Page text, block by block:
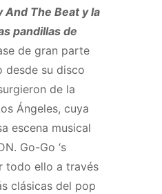
And The Beat y la
pandillas de
de gran parte
desde su disco
de la
Ángeles, cuya
escena musical
Go-Go ‘s
todo ello a través
clásicas del pop